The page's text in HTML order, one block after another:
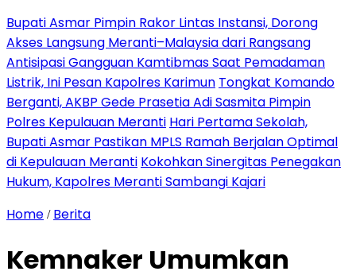
Bupati Asmar Pimpin Rakor Lintas Instansi, Dorong
Akses Langsung Meranti–Malaysia dari Rangsang
Antisipasi Gangguan Kamtibmas Saat Pemadaman
Listrik, Ini Pesan Kapolres Karimun Tongkat Komando
Berganti, AKBP Gede Prasetia Adi Sasmita Pimpin
Polres Kepulauan Meranti Hari Pertama Sekolah,
Bupati Asmar Pastikan MPLS Ramah Berjalan Optimal
di Kepulauan Meranti Kokohkan Sinergitas Penegakan
Hukum, Kapolres Meranti Sambangi Kajari
Home / Berita
Kemnaker Umumkan